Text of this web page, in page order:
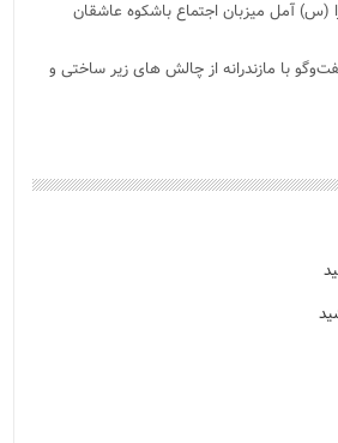
(س) آمل میزبان اجتماع باشکوه عاشقان
با مازندرانه از چالش های زیر ساختی و